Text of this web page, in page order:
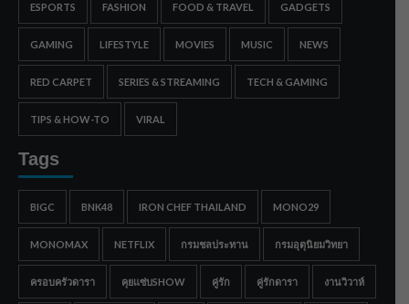
ESPORTS FASHION FOOD & TRAVEL GADGETS
GAMING LIFESTYLE MOVIES MUSIC NEWS
RED CARPET SERIES & STREAMING TECH & GAMING
TIPS & HOW-TO VIRAL
Tags
BIGC BNK48 IRON CHEF THAILAND MONO29
MONOMAX NETFLIX กรมชลประทาน กรมอุตุนิยมวิทยา
ครอบครัวดารา คุยแซ่บSHOW คู่รัก คู่รักดารา งานวิวาห์